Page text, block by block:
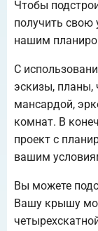
Чтобы
получить свою
нашим
С
эскизы, планы,
мансардой,
комнат. В
проект с
вашим
Вы можете
Вашу крышу